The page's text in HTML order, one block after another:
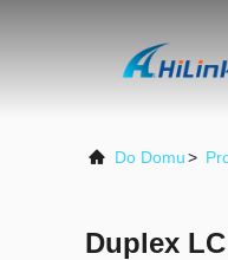
Do Domu>
Duplex